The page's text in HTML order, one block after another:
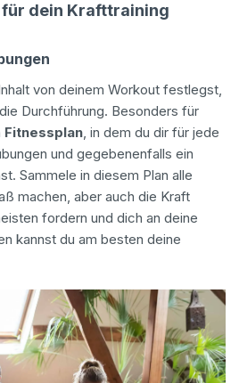
für dein Krafttraining
von deinem Workout festlegst,
Durchführung. Besonders für
Fitnessplan, in dem du dir für jede
und gegebenenfalls ein
Sammele in diesem Plan alle
machen, aber auch die Kraft
fordern und dich an deine
kannst du am besten deine